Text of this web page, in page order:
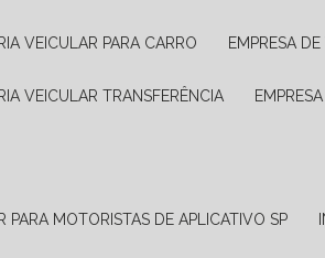
VEICULAR PARA CARRO EMPRESA
VEICULAR TRANSFERÊNCIA
PARA MOTORISTAS DE APLICATIVO SP